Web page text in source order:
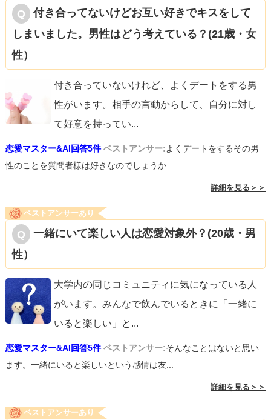
付き合ってないけどお互い好きでキスをして
しまいました。男性はどう考えている？(21歳・女
性）
付き合っていないけれど、よくデートをする男
性がいます。相手の言動からして、自分に対し
て好意を持ってい...
恋愛マスター&AI回答5件 ベストアンサー:よくデートをするその男
性のことを質問者様は好きなのでしょうか...
詳細を見る＞＞
ベストアンサーあり
一緒にいて楽しい人は恋愛対象外？(20歳・男
性）
大学内の同じコミュニティに気になっている人
がいます。みんなで飲んでいるときに「一緒に
いると楽しい」と ...
恋愛マスター&AI回答5件 ベストアンサー:そんなことはないと思い
ます。一緒にいると楽しいという感情は友...
詳細を見る＞＞
ベストアンサーあり